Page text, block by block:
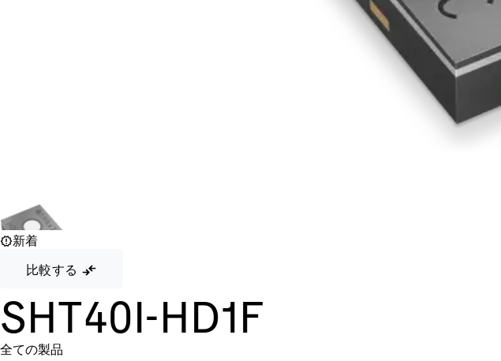
新着
比較する
SHT40I-HD1F
全ての製品